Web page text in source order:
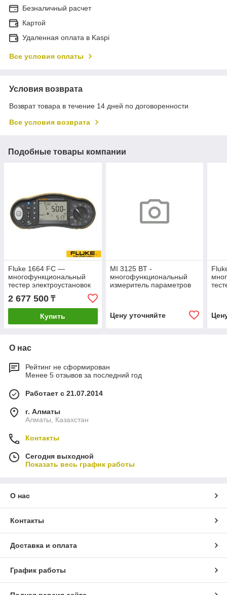
Безналичный расчет
Картой
Удаленная оплата в Kaspi
Все условия оплаты
Условия возврата
Возврат товара в течение 14 дней по договоренности
Все условия возврата
Подобные товары компании
Fluke 1664 FC —
многофункциональный
тестер электроустановок
2 677 500 ₸
Купить
MI 3125 BT -
многофункциональный
измеритель параметров
Цену уточняйте
О нас
Рейтинг не сформирован
Менее 5 отзывов за последний год
Работает с 21.07.2014
г. Алматы
Алматы, Казахстан
Контакты
Сегодня выходной
Показать весь график работы
О нас
Контакты
Доставка и оплата
График работы